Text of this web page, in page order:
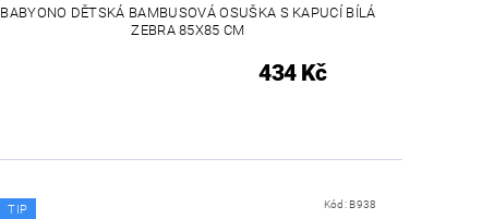
BABYONO DĚTSKÁ BAMBUSOVÁ OSUŠKA S KAPUCÍ BÍLÁ
ZEBRA 85X85 CM
434 Kč
TIP Kód: B938